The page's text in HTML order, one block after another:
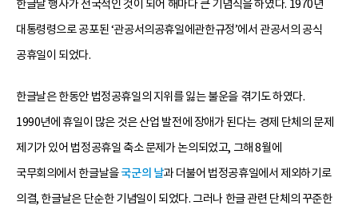
한글날 행사가 전국적인 것이 되어 해마다 큰 기념식을 하였다. 1970년
대통령령으로 공포된 ‘관공서의공휴일에관한규정’에서 관공서의 공식
공휴일이 되었다.
한글날은 한동안 법정공휴일의 지위를 잃는 불운을 겪기도 하였다.
1990년에 휴일이 많은 것은 산업 발전에 장애가 된다는 경제 단체의 문제
제기가 있어 법정공휴일 축소 문제가 논의되었고, 그해 8월에
국무회의에서 한글날을국군의 날과 더불어 법정공휴일에서 제외하기로
의결, 한글날은 단순한 기념일이 되었다. 그러나 한글 관련 단체의 꾸준한